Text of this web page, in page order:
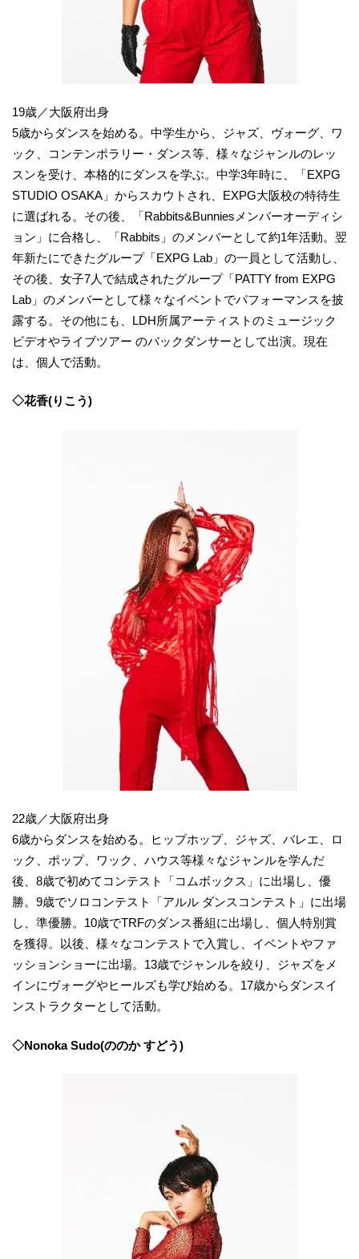
19歳／大阪府出身
5歳からダンスを始める。中学生から、ジャズ、ヴォーグ、ワ
ック、コンテンポラリー・ダンス等、様々なジャンルのレッ
スンを受け、本格的にダンスを学ぶ。中学3年時に、「EXPG
STUDIO OSAKA」からスカウトされ、EXPG大阪校の特待生
に選ばれる。その後、「Rabbits&Bunniesメンバーオーディシ
ョン」に合格し、「Rabbits」のメンバーとして約1年活動。翌
年新たにできたグループ「EXPG Lab」の一員として活動し、
その後、女子7人で結成されたグループ「PATTY from EXPG
Lab」のメンバーとして様々なイベントでパフォーマンスを披
露する。その他にも、LDH所属アーティストのミュージック
ビデオやライブツアー のバックダンサーとして出演。現在
は、個人で活動。
◇花香(りこう)
22歳／大阪府出身
6歳からダンスを始める。ヒップホップ、ジャズ、バレエ、ロ
ック、ポップ、ワック、ハウス等様々なジャンルを学んだ
後、8歳で初めてコンテスト「コムボックス」に出場し、優
勝。9歳でソロコンテスト「アルル ダンスコンテスト」に出場
し、準優勝。10歳でTRFのダンス番組に出場し、個人特別賞
を獲得。以後、様々なコンテストで入賞し、イベントやファ
ッションショーに出場。13歳でジャンルを絞り、ジャズをメ
インにヴォーグやヒールズも学び始める。17歳からダンスイ
ンストラクターとして活動。
◇Nonoka Sudo(ののか すどう)